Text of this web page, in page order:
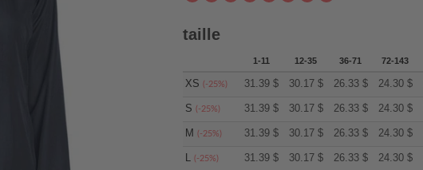
taille
1-11 12-35 36-71 72-143
XS (-25%) 31.39 $ 30.17 $ 26.33 $ 24.30 $
S (-25%) 31.39 $ 30.17 $ 26.33 $ 24.30 $
M (-25%) 31.39 $ 30.17 $ 26.33 $ 24.30 $
L (-25%) 31.39 $ 30.17 $ 26.33 $ 24.30 $